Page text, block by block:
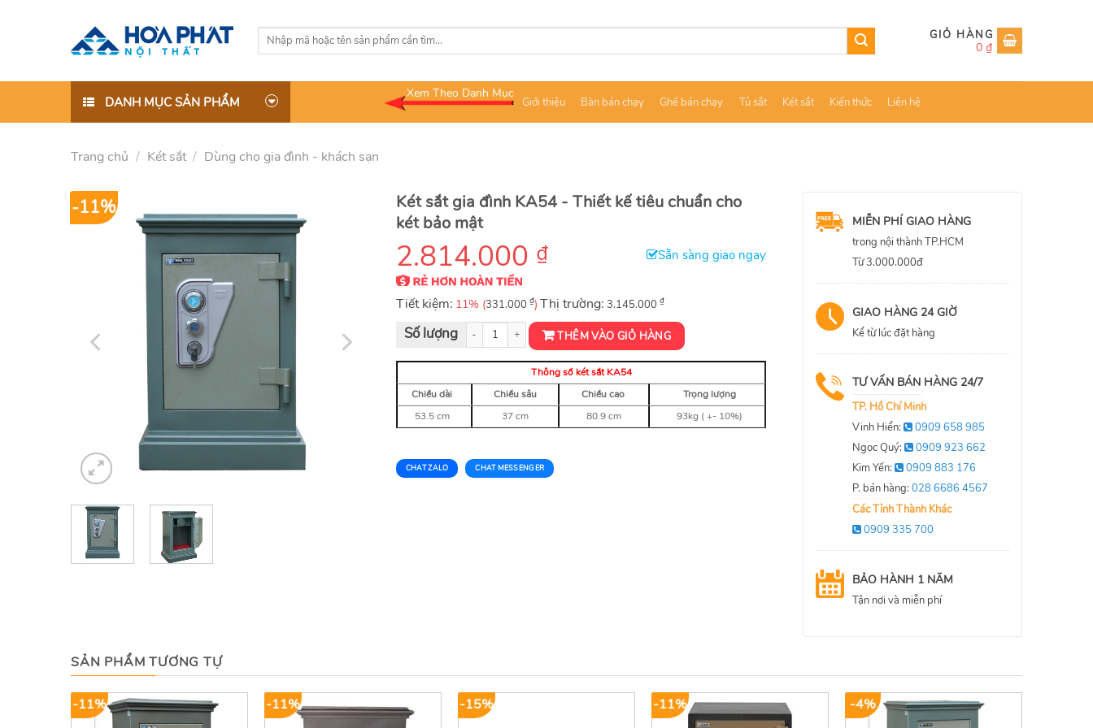
Tìm
0 ₫
DANH MỤC SẢN PHẨM
Xem Theo Danh Mục
Giới thiệu Bàn bán chạy Ghế bán chạy Tủ sắt Két sắt Kiến thức Liên hệ
Trang chủ / Két sắt / Dùng cho gia đình - khách sạn
-11%
Két sắt gia đình KA54 - Thiết kế tiêu chuẩn cho
két bảo mật
2.814.000 ₫ Sẵn sàng giao ngay
Tiết kiệm: 11% (331.000 ₫) Thị trường: 3.145.000 ₫
Két sắt gia đình KA54 số lượng THÊM VÀO GIỎ HÀNG
Thông số két sắt KA54
Chiều dài
Chiều sâu Chiều cao
Trọng lượng
53.5 cm
37 cm 80.9 cm 93kg ( +- 10%)
CHAT ZALO CHAT MESSENGER
MIỄN PHÍ GIAO HÀNG
trong nội thành TP.HCM
Từ 3.000.000đ
GIAO HÀNG 24 GIỜ
Kể từ lúc đặt hàng
TƯ VẤN BÁN HÀNG 24/7
TP. Hồ Chí Minh
Vinh Hiển:
0909 658 985
Ngọc Quý:
0909 923 662
Kim Yến:
0909 883 176
P. bán hàng: 028 6686 4567
Các Tỉnh Thành Khác
0909 335 700
BẢO HÀNH 1 NĂM
Tận nơi và miễn phí
SẢN PHẨM TƯƠNG TỰ
-11% -11% -15% -11% -4%